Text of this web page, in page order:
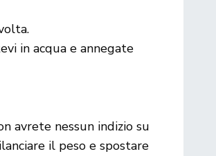
in acqua e annegate
avrete nessun indizio su
il peso e spostare